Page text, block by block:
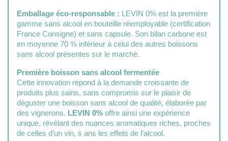
Emballage éco-responsable : LEVIN 0% est la première
gamme sans alcool en bouteille réemployable (certification
France Consigne) et sans capsule. Son bilan carbone est
en moyenne 70 % inférieur à celui des autres boissons
sans alcool présentes sur le marché.
Première boisson sans alcool fermentée
Cette innovation répond à la demande croissante de
produits plus sains, sans compromis sur le plaisir de
déguster une boisson sans alcool de qualité, élaborée par
des vignerons. LEVIN 0% offre ainsi une expérience
unique, révélant des nuances aromatiques riches, proches
de celles d’un vin, s ans les effets de l’alcool.